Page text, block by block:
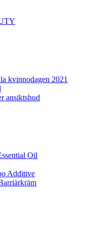
kvinnodagen 2021
ansiktshud
Oil
Additive